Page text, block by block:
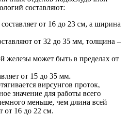
составляют:
от 16 до 23 см, а ширина
от 32 до 35 мм, толщина –
железы может быть в пределах от
от 15 до 35 мм.
вирсунгов проток,
значение для работы всего
меньше, чем длина всей
от 16 до 22 см.